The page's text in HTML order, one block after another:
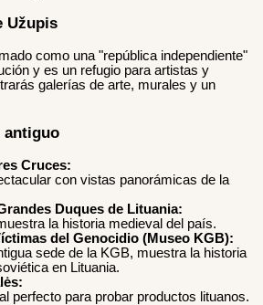
Užupis
como una "república independiente"
y es un refugio para artistas y
galerías de arte, murales y un
antiguo
Cruces:
con vistas panorámicas de la
Duques de Lituania:
la historia medieval del país.
del Genocidio (Museo KGB):
sede de la KGB, muestra la historia
en Lituania.
perfecto para probar productos lituanos.